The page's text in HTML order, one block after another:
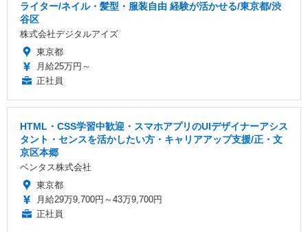
ライター/ネイル・髪型・服装自由 経験が活かせる/東京都/渋
谷区
株式会社デジタルアイズ
東京都
月給25万円～
正社員
HTML・CSS学習中歓迎・スマホアプリのUIデザイナーアシス
タント・センスを活かしたい方・キャリアアップ支援/正・文
京区本郷
ベンタス株式会社
東京都
月給29万9,700円～43万9,700円
正社員